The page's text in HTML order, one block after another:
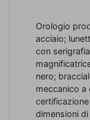
Orologio
acciaio;
con
nero;
meccanico a
dimensioni